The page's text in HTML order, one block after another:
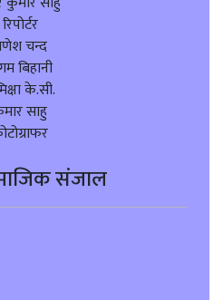
रिपोर्टर
चन्द
बिहानी
के.सी.
साहु
संजाल